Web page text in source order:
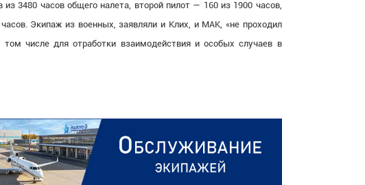
3480 часов общего налета, второй пилот — 160 из 1900 часов,
Экипаж из военных, заявляли и Клих, и МАК, «не проходил
том числе для отработки взаимодействия и особых случаев в